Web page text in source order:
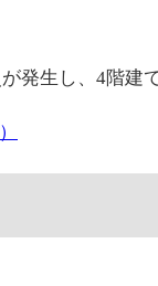
発生し、4階建